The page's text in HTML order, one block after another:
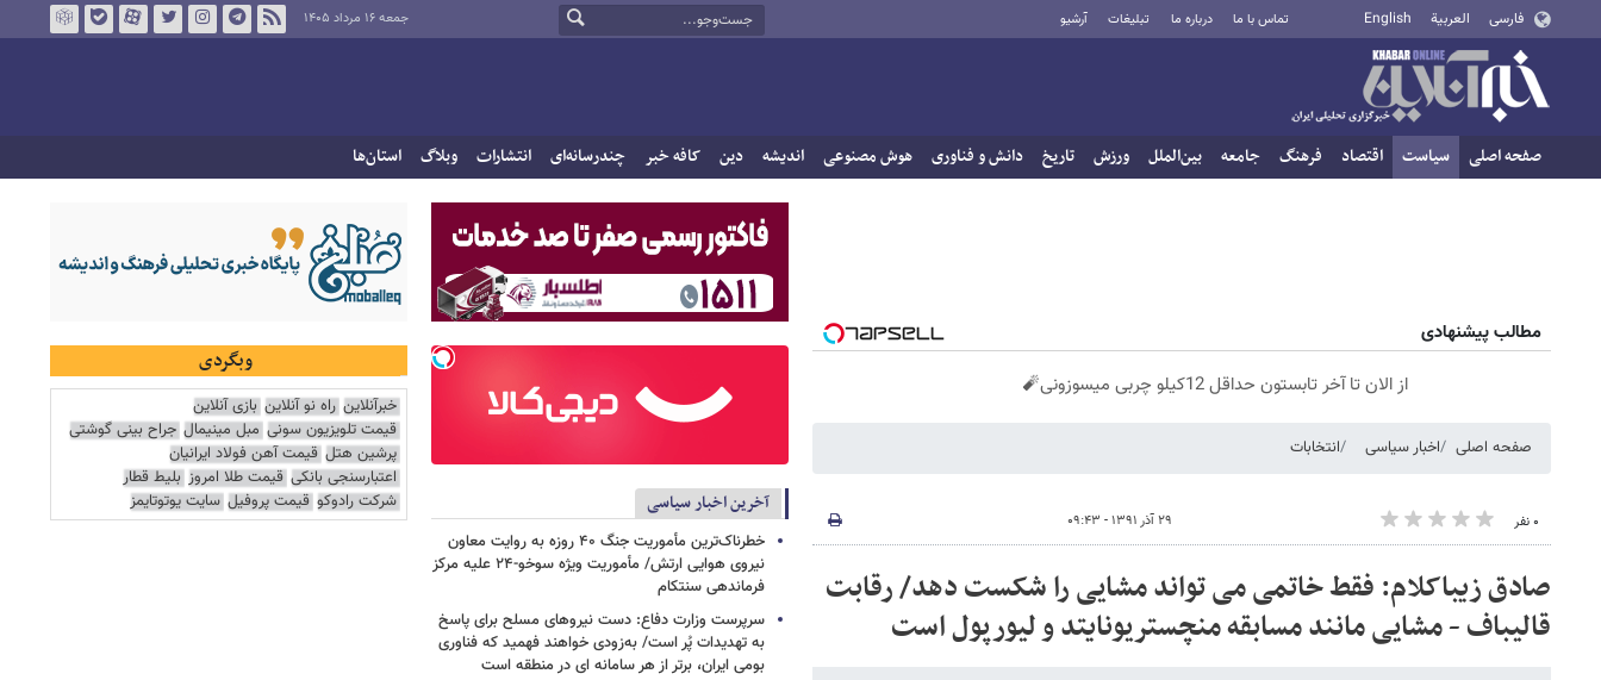
فارسی العربية English تماس با ما درباره ما تبلیغات آرشیو جمعه ۱۶ مرداد ۱۴۰۵
صفحه اصلی سیاست اقتصاد فرهنگ جامعه بین‌الملل ورزش تاریخ دانش و فناوری هوش مصنوعی اندیشه دین کافه خبر چندرسانه‌ای انتشارات وبلاگ استان‌ها
مطالب پیشنهادی
از الان تا آخر تابستون حداقل 12کیلو چربی میسوزونی🧨
صفحه اصلی اخبار سیاسی انتخابات
۰ نفر ۲۹ آذر ۱۳۹۱ - ۰۹:۴۳
صادق زیباکلام: فقط خاتمی می تواند مشایی را شکست دهد/ رقابت
قالیباف - مشایی مانند مسابقه منچستریونایتد و لیورپول است
آخرین اخبار سیاسی
خطرناک‌ترین مأموریت جنگ ۴۰ روزه به روایت معاون
نیروی هوایی ارتش/ مأموریت ویژه سوخو-۲۴ علیه مرکز
فرماندهی سنتکام
سرپرست وزارت دفاع: دست نیروهای مسلح برای پاسخ
به تهدیدات پُر است/ به‌زودی خواهند فهمید که فناوری
بومی ایران، برتر از هر سامانه ای در منطقه است
وبگردی
خبرآنلاین راه نو آنلاین بازی آنلاین
قیمت تلویزیون سونی مبل مینیمال جراح بینی گوشتی
پرشین هتل قیمت آهن فولاد ایرانیان
اعتبارسنجی بانکی قیمت طلا امروز بلیط قطار
شرکت رادوکو قیمت پروفیل سایت یوتوتایمز